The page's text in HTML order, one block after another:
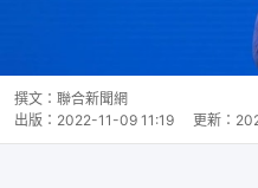
撰文： 聯合新聞網
出版： 2022-11-09 11:19 更新：